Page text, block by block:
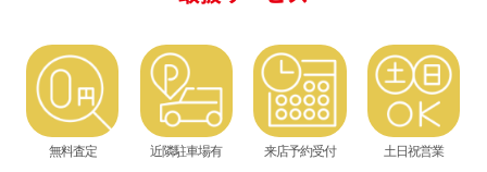
無料査定 近隣駐車場有 来店予約受付 土日祝営業